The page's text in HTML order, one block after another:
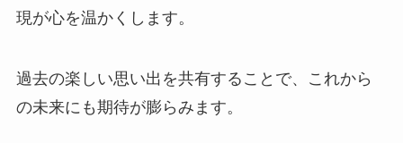
現が心を温かくします。
過去の楽しい思い出を共有することで、これから
の未来にも期待が膨らみます。